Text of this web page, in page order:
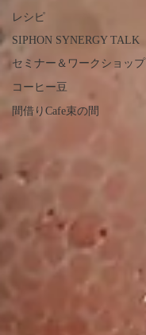
レシピ
SIPHON SYNERGY TALK
セミナー＆ワークショップ
コーヒー豆
間借りCafe束の間